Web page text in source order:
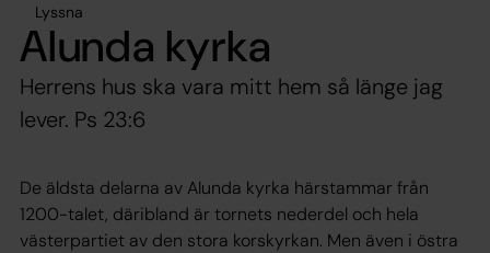
Lyssna
Alunda kyrka
Herrens hus ska vara mitt hem så länge jag
lever. Ps 23:6
De äldsta delarna av Alunda kyrka härstammar från
1200-talet, däribland är tornets nederdel och hela
västerpartiet av den stora korskyrkan. Men även i östra